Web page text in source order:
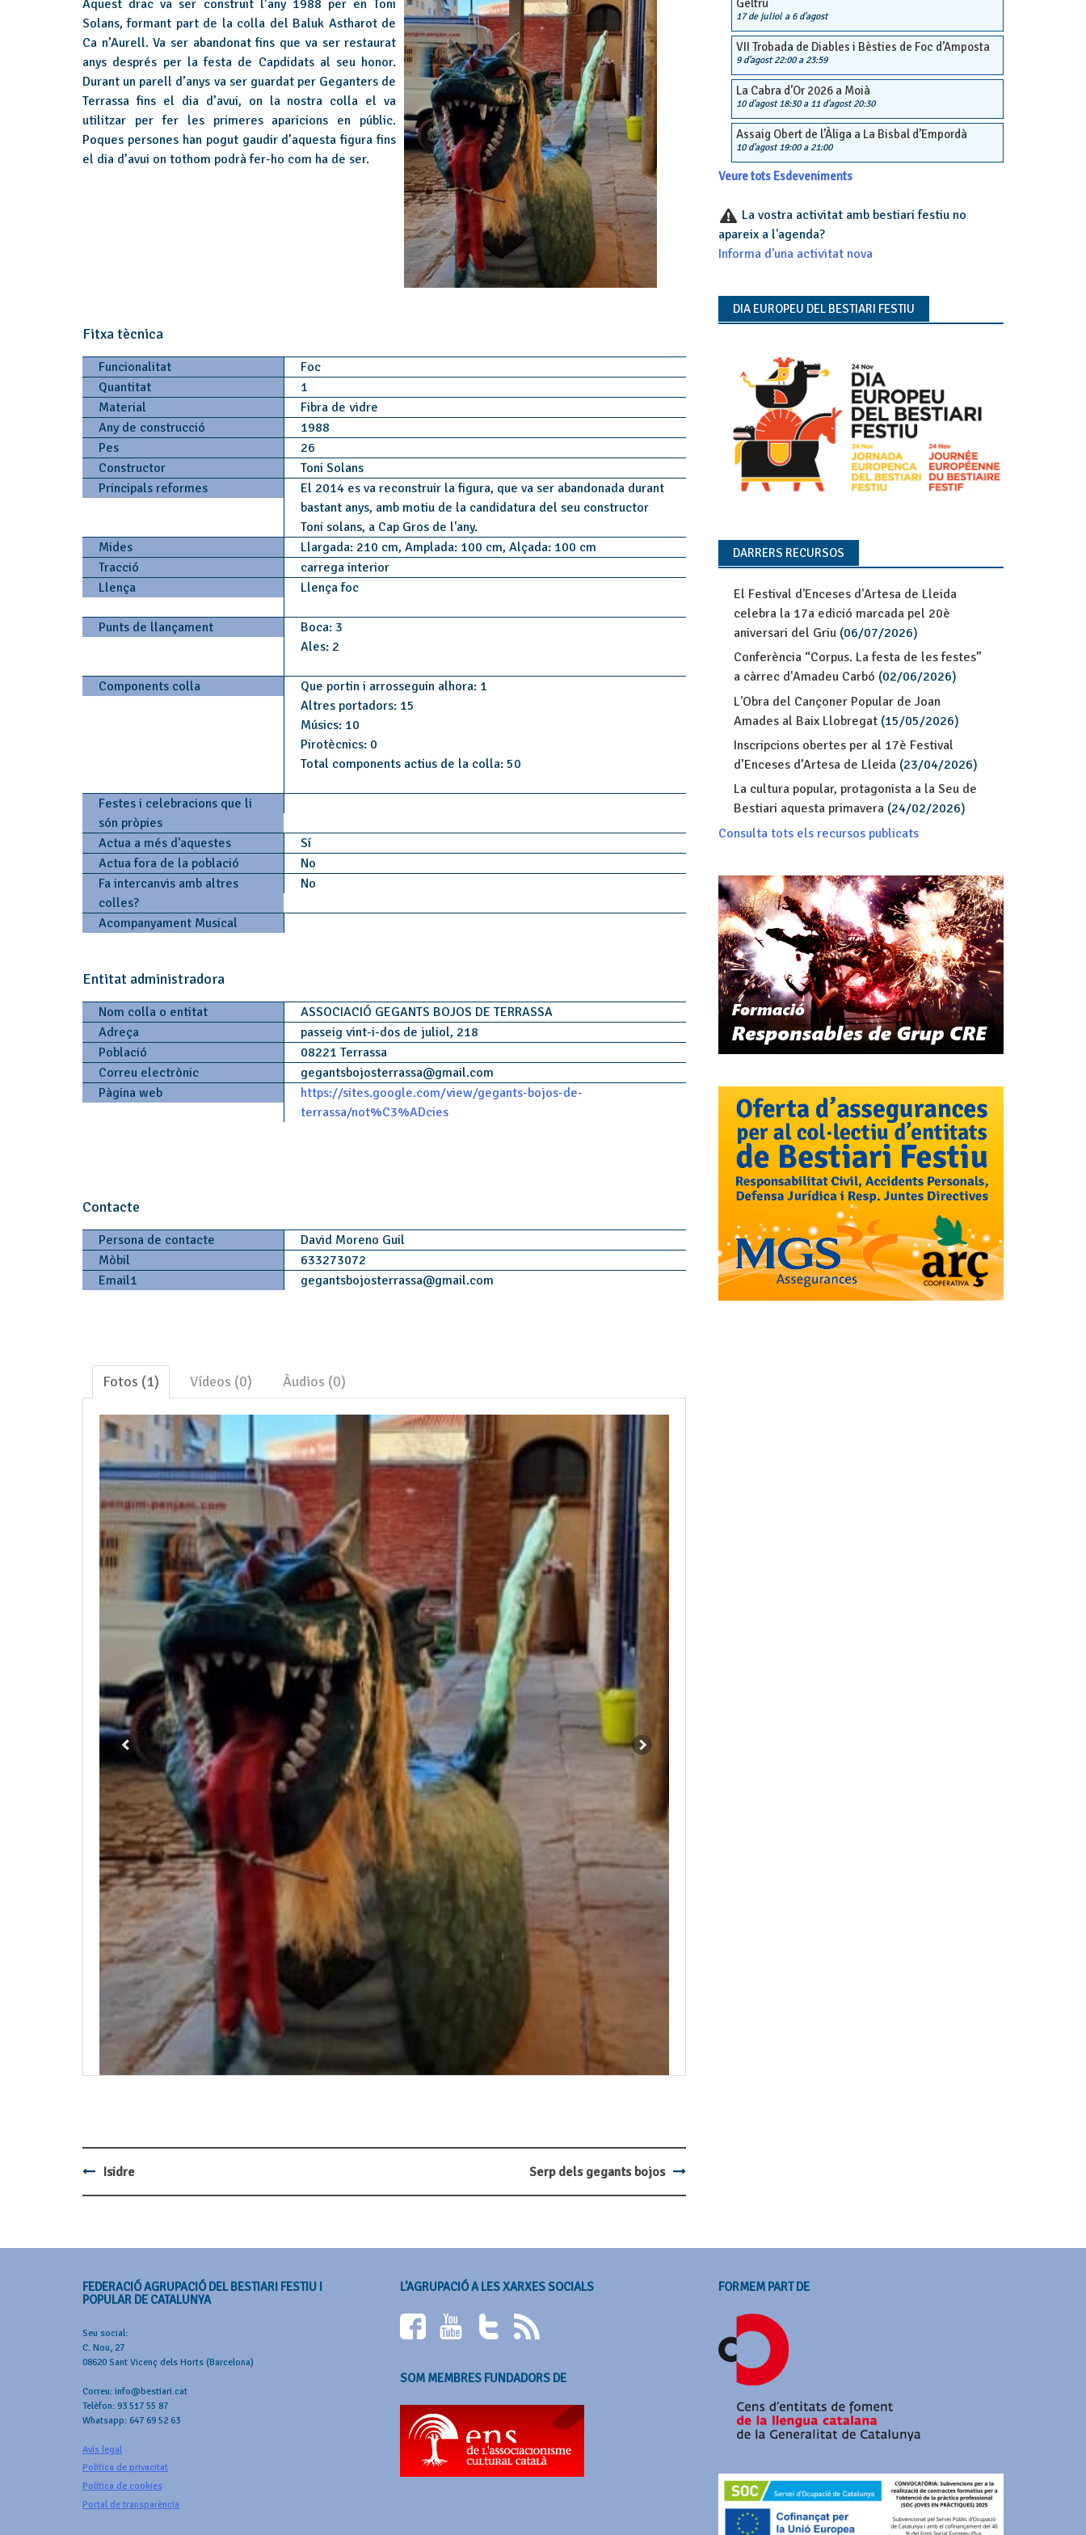
Aquest drac va ser construït l’any 1988 per en Toni
Solans, formant part de la colla del Baluk Astharot de
Ca n’Aurell. Va ser abandonat fins que va ser restaurat
anys després per la festa de Capdidats al seu honor.
Durant un parell d’anys va ser guardat per Geganters de
Terrassa fins el dia d’avui, on la nostra colla el va
utilitzar per fer les primeres aparicions en públic.
Poques persones han pogut gaudir d’aquesta figura fins
el dia d’avui on tothom podrà fer-ho com ha de ser.
Fitxa tècnica
Funcionalitat
Foc
Quantitat
1
Material
Fibra de vidre
Any de construcció
1988
Pes
26
Constructor
Toni Solans
Principals reformes
El 2014 es va reconstruir la figura, que va ser abandonada durant
bastant anys, amb motiu de la candidatura del seu constructor
Toni solans, a Cap Gros de l'any.
Mides
Llargada: 210 cm, Amplada: 100 cm, Alçada: 100 cm
Tracció
carrega interior
Llença
Llença foc
Punts de llançament
Boca: 3
Ales: 2
Components colla
Que portin i arrosseguin alhora: 1
Altres portadors: 15
Músics: 10
Pirotècnics: 0
Total components actius de la colla: 50
Festes i celebracions que li
són pròpies
Actua a més d'aquestes
Sí
Actua fora de la població
No
Fa intercanvis amb altres
colles?
No
Acompanyament Musical
Entitat administradora
Nom colla o entitat
ASSOCIACIÓ GEGANTS BOJOS DE TERRASSA
Adreça
passeig vint-i-dos de juliol, 218
Població
08221 Terrassa
Correu electrònic
gegantsbojosterrassa@gmail.com
Pàgina web
https://sites.google.com/view/gegants-bojos-de-
terrassa/not%C3%ADcies
Contacte
Persona de contacte
David Moreno Guil
Mòbil
633273072
Email1
gegantsbojosterrassa@gmail.com
Fotos (1) Vídeos (0) Àudios (0)
Post
Isidre Serp dels gegants bojos
Geltrú
17 de juliola 6 d'agost
VII Trobada de Diables i Bèsties de Foc d’Amposta
9 d'agost 22:00a 23:59
La Cabra d’Or 2026 a Moià
10 d'agost 18:30a 11 d'agost 20:30
Assaig Obert de l’Àliga a La Bisbal d’Empordà
10 d'agost 19:00a 21:00
Veure tots Esdeveniments
La vostra activitat amb bestiari festiu no
apareix a l'agenda?
Informa d'una activitat nova
DIA EUROPEU DEL BESTIARI FESTIU
DARRERS RECURSOS
El Festival d'Enceses d'Artesa de Lleida
celebra la 17a edició marcada pel 20è
aniversari del Griu(06/07/2026)
Conferència “Corpus. La festa de les festes”
a càrrec d'Amadeu Carbó (02/06/2026)
L'Obra del Cançoner Popular de Joan
Amades al Baix Llobregat(15/05/2026)
Inscripcions obertes per al 17è Festival
d’Enceses d’Artesa de Lleida(23/04/2026)
La cultura popular, protagonista a la Seu de
Bestiari aquesta primavera(24/02/2026)
Consulta tots els recursos publicats
FEDERACIÓ AGRUPACIÓ DEL BESTIARI FESTIU I
POPULAR DE CATALUNYA
Seu social:
C. Nou, 27
08620 Sant Vicenç dels Horts (Barcelona)
Correu: info@bestiari.cat
Telèfon: 93 517 55 87
Whatsapp: 647 69 52 63
Avís legal
Política de privacitat
Política de cookies
Portal de transparència
L’AGRUPACIÓ A LES XARXES SOCIALS
SOM MEMBRES FUNDADORS DE
FORMEM PART DE